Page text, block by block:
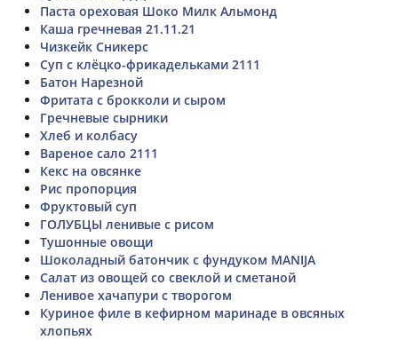
Паста ореховая Шоко Милк Альмонд
Каша гречневая 21.11.21
Чизкейк Сникерс
Суп с клёцко-фрикадельками 2111
Батон Нарезной
Фритата с брокколи и сыром
Гречневые сырники
Хлеб и колбасу
Вареное сало 2111
Кекс на овсянке
Рис пропорция
Фруктовый суп
ГОЛУБЦЫ ленивые с рисом
Тушонные овощи
Шоколадный батончик с фундуком MANIJA
Салат из овощей со свеклой и сметаной
Ленивое хачапури с творогом
Куриное филе в кефирном маринаде в овсяных
хлопьях